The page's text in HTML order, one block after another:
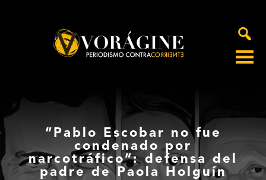
“Pablo Escobar no fue
condenado por
narcotráfico”: defensa del
padre de Paola Holguín